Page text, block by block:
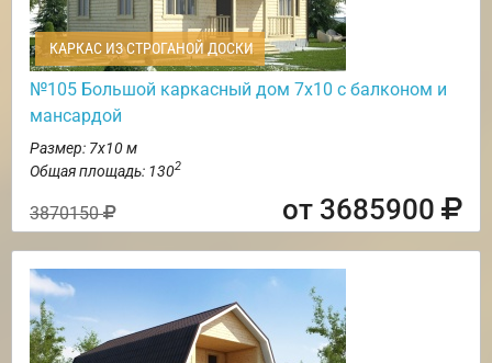
КАРКАС ИЗ СТРОГАНОЙ ДОСКИ
№105 Большой каркасный дом 7х10 с балконом и
мансардой
Размер: 7х10 м
Общая площадь: 1302
3870150 от 3685900